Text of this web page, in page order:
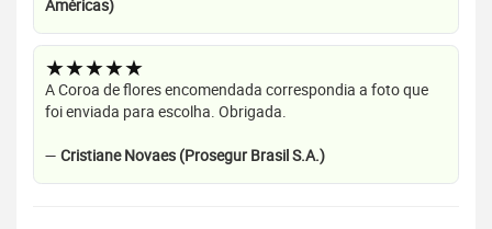
Américas)
★★★★★
A Coroa de flores encomendada correspondia a foto que
foi enviada para escolha. Obrigada.
— Cristiane Novaes (Prosegur Brasil S.A.)